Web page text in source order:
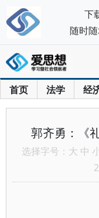
首页 法学 经
郭齐勇：《
选择字号： 大 中
下
随时